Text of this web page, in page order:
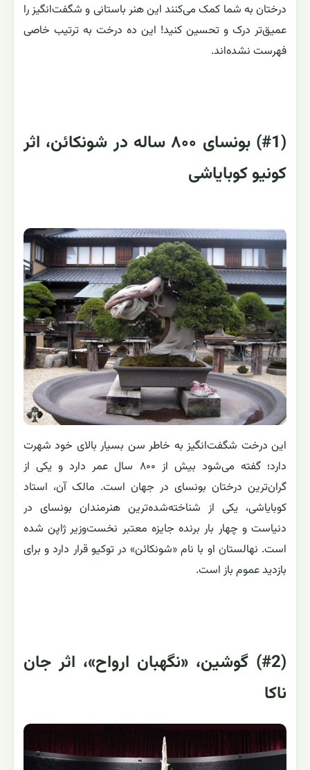
درختان به شما کمک می‌کنند این هنر باستانی و شگفت‌انگیز را
عمیق‌تر درک و تحسین کنید! این ده درخت به ترتیب خاصی
فهرست نشده‌اند.
(#1) بونسای ۸۰۰ ساله در شونکائن، اثر
کونیو کوبایاشی
این درخت شگفت‌انگیز به خاطر سن بسیار بالای خود شهرت
دارد؛ گفته می‌شود بیش از ۸۰۰ سال عمر دارد و یکی از
گران‌ترین درختان بونسای در جهان است. مالک آن، استاد
کوبایاشی، یکی از شناخته‌شده‌ترین هنرمندان بونسای در
دنیاست و چهار بار برنده جایزه معتبر نخست‌وزیر ژاپن شده
است. نهالستان او با نام «شونکائن» در توکیو قرار دارد و برای
بازدید عموم باز است.
(#2) گوشین، «نگهبان ارواح»، اثر جان
ناکا